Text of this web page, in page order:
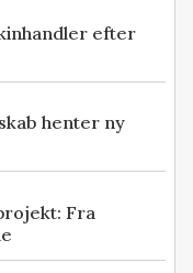
efter
henter ny
Fra